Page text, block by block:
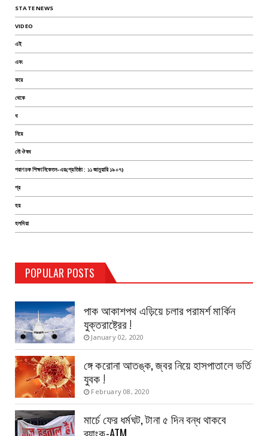
STATE NEWS
VIDEO
এই
এবং
করে
থেকে
ধ
নিয়ে
নৌ ঔষধ
পরাণচক শিক্ষানিকেতন-এর(প্রতিষ্ঠা : ১১ জানুয়ারি ১৯০৭)
প্র
হয়
হলদিয়া
POPULAR POSTS
TEST PAGE
August 14, 2019
পাক আকাশপথ এড়িয়ে চলার পরামর্শ মার্কিন
যুক্তরাষ্ট্রের !
January 02, 2020
ঙ্গে করোনা আতঙ্ক, জ্বর নিয়ে হাসপাতালে ভর্তি
যুবক !
February 08, 2020
মার্চে ফের ধর্মঘট, টানা ৫ দিন বন্ধ থাকবে
ব্যাংক-ATM